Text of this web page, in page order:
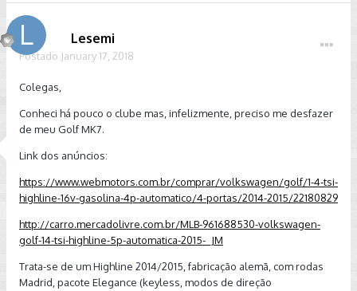
Lesemi
Postado January 17, 2018
Colegas,
Conheci há pouco o clube mas, infelizmente, preciso me desfazer
de meu Golf MK7.
Link dos anúncios:
https://www.webmotors.com.br/comprar/volkswagen/golf/1-4-tsi-
highline-16v-gasolina-4p-automatico/4-portas/2014-2015/22180829
http://carro.mercadolivre.com.br/MLB-961688530-volkswagen-
golf-14-tsi-highline-5p-automatica-2015-_JM
Trata-se de um Highline 2014/2015, fabricação alemã, com rodas
Madrid, pacote Elegance (keyless, modos de direção